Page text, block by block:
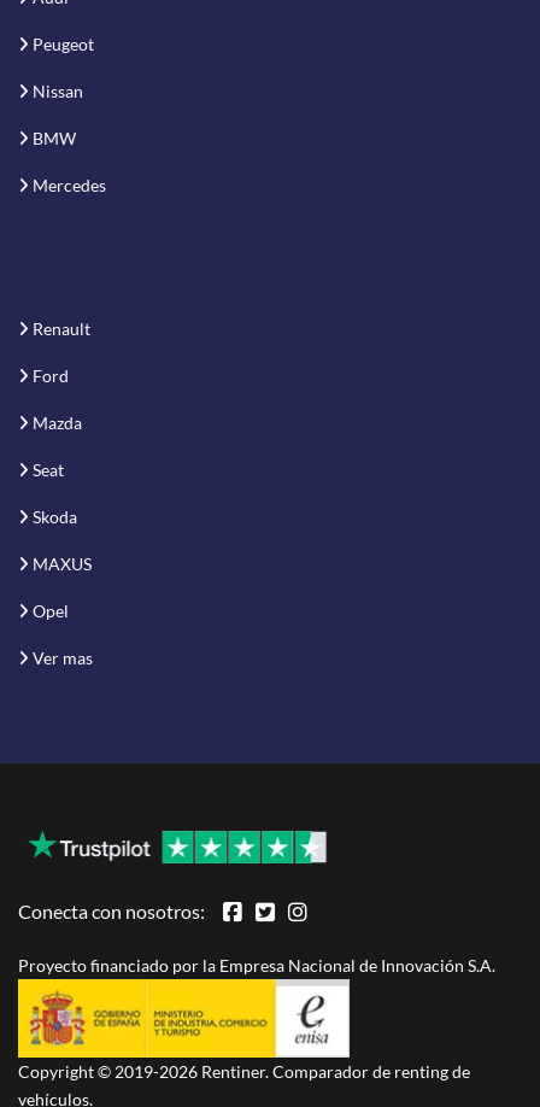
Peugeot
Nissan
BMW
Mercedes
Renault
Ford
Mazda
Seat
Skoda
MAXUS
Opel
Ver mas
Conecta con nosotros:
Proyecto financiado por la Empresa Nacional de Innovación S.A.
Copyright © 2019-2026 Rentiner. Comparador de renting de
vehículos.